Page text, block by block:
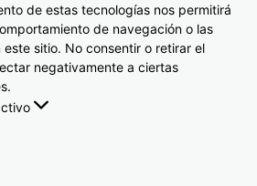
de estas tecnologías nos permitirá
de navegación o las
sitio. No consentir o retirar el
negativamente a ciertas